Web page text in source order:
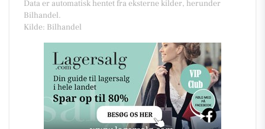
Data er automatisk hentet fra eksterne kilder, herunder
Bilhandel.
Kilde: Bilhandel